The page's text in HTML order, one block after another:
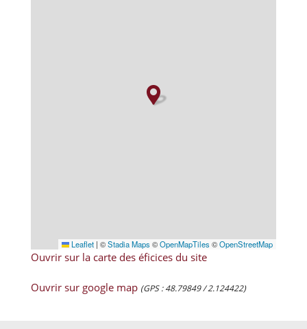
Leaflet | ©Stadia Maps ©OpenMapTiles ©OpenStreetMap
Ouvrir sur la carte des éficices du site
Ouvrir sur google map (GPS : 48.79849 / 2.124422)